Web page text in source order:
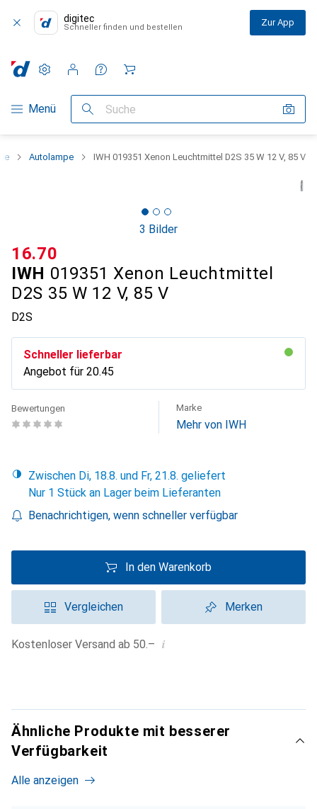
digitec
Schneller finden und bestellen Zur App
Navigation nach Kategorien
Menü Suche
Einstellungen
Kundenkonto
Vergleichslisten
Merklisten
Warenkorb
Autolampe IWH 019351 Xenon Leuchtmittel D2S 35 W 12 V, 85 V
3 Bilder
IWH 019351 Xenon Leuchtmittel
D2S 35 W 12 V, 85 V
D2S
CHF
16.70
Schneller lieferbar
Angebot für CHF
20.45
Bewertungen Marke
Mehr von IWH
Zwischen Di, 18.8. und Fr, 21.8. geliefert
Nur 1 Stück an Lager beim Lieferanten
Benachrichtigen, wenn schneller verfügbar
In den Warenkorb
Vergleichen Merken
Kostenloser Versand ab 50.– i
Ähnliche Produkte mit besserer
Verfügbarkeit
Alle anzeigen